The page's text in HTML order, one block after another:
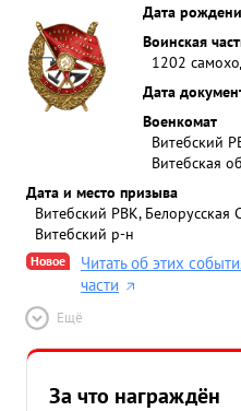
Дата
Воинская
1202
Дата
Военкомат
Витебский
Витебская
Дата и место призыва
Витебский РВК, Белорусская
Витебский р-н
Новое
Читать об этих
части
Ещё
За что награждён